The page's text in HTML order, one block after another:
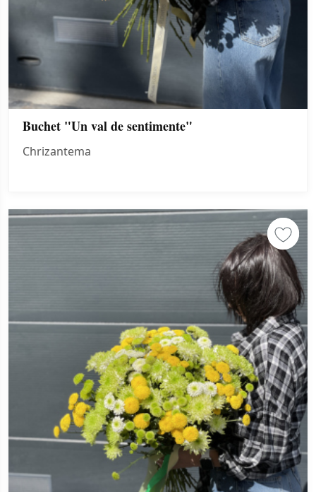
Buchet "Un val de sentimente"
Chrizantema